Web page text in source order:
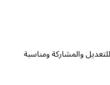
والمشاركة ومناسبة